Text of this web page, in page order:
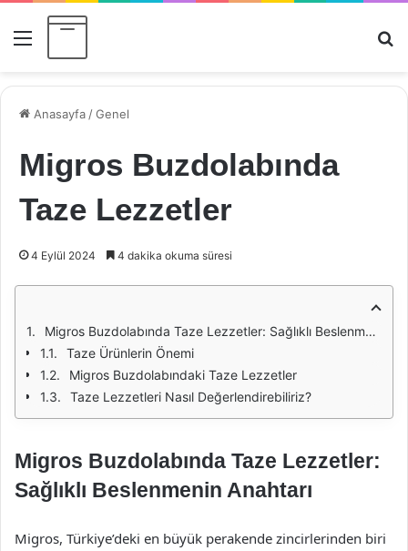
Menü
Anasayfa /Genel
Migros Buzdolabında
Taze Lezzetler
4 Eylül 2024 4 dakika okuma süresi
Migros Buzdolabında Taze Lezzetler: Sağlıklı Beslenmenin Anahtarı
Taze Ürünlerin Önemi
Migros Buzdolabındaki Taze Lezzetler
Taze Lezzetleri Nasıl Değerlendirebiliriz?
Migros Buzdolabında Taze Lezzetler:
Sağlıklı Beslenmenin Anahtarı
Migros, Türkiye’deki en büyük perakende zincirlerinden biri